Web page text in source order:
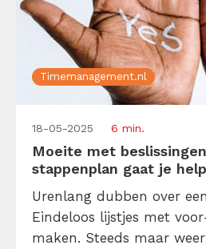
Timemanagement.nl
18-05-2025 6 min.
Moeite met
stappenplan gaat je
Urenlang dubben over
Eindeloos lijstjes met
maken. Steeds maar